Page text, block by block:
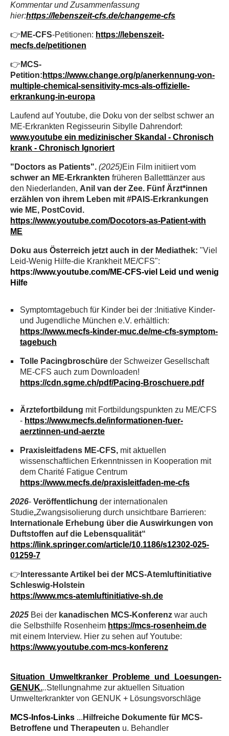
Kommentar und Zusammenfassung
hier:https://lebenszeit-cfs.de/changeme-cfs
👉 ME-CFS-Petitionen: https://lebenszeit-
mecfs.de/petitionen
👉 MCS-
Petition: https://www.change.org/p/anerkennung-von-
multiple-chemical-sensitivity-mcs-als-offizielle-
erkrankung-in-europa
Laufend auf Youtube, die Doku von der selbst schwer an
ME-Erkrankten Regisseurin Sibylle Dahrendorf:
www.youtube ein medizinischer Skandal - Chronisch
krank - Chronisch Ignoriert
"Doctors as Patients". (2025)Ein Film initiiert vom
schwer an ME-Erkrankten früheren Balletttänzer aus
den Niederlanden, Anil van der Zee. Fünf Ärzt*innen
erzählen von ihrem Leben mit #PAIS-Erkrankungen
wie ME, PostCovid.
https://www.youtube.com/Docotors-as-Patient-with
ME
Doku aus Österreich jetzt auch in der Mediathek: "Viel
Leid-Wenig Hilfe-die Krankheit ME/CFS":
https://www.youtube.com/ME-CFS-viel Leid und wenig
Hilfe
Symptomtagebuch für Kinder bei der :Initiative Kinder-
und Jugendliche München e.V. erhältlich:
https://www.mecfs-kinder-muc.de/me-cfs-symptom-
tagebuch
Tolle Pacingbroschüre der Schweizer Gesellschaft
ME-CFS auch zum Downloaden!
https://cdn.sgme.ch/pdf/Pacing-Broschuere.pdf
Ärztefortbildung mit Fortbildungspunkten zu ME/CFS
- https://www.mecfs.de/informationen-fuer-
aerztinnen-und-aerzte
Praxisleitfadens ME-CFS, mit aktuellen
wissenschaftlichen Erkenntnissen in Kooperation mit
dem Charité Fatigue Centrum
https://www.mecfs.de/praxisleitfaden-me-cfs
2026- Veröffentlichung der internationalen
Studie„Zwangsisolierung durch unsichtbare Barrieren:
Internationale Erhebung über die Auswirkungen von
Duftstoffen auf die Lebensqualität“
https://link.springer.com/article/10.1186/s12302-025-
01259-7
👉 Interessante Artikel bei der MCS-Atemluftinitiative
Schleswig-Holstein
https://www.mcs-atemluftinitiative-sh.de
2025 Bei der kanadischen MCS-Konferenz war auch
die Selbsthilfe Rosenheim https://mcs-rosenheim.de
mit einem Interview. Hier zu sehen auf Youtube:
https://www.youtube.com-mcs-konferenz
Situation_Umweltkranker_Probleme_und_Loesungen-
GENUK...Stellungnahme zur aktuellen Situation
Umwelterkrankter von GENUK + Lösungsvorschläge
MCS-Infos-Links ... Hilfreiche Dokumente für MCS-
Betroffene und Therapeuten u. Behandler